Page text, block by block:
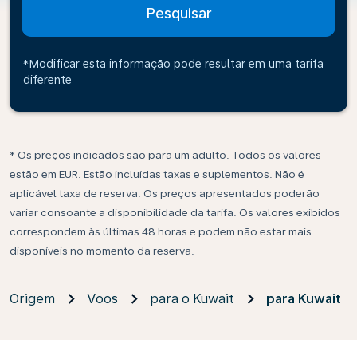
Pesquisar
*Modificar esta informação pode resultar em uma tarifa
diferente
* Os preços indicados são para um adulto. Todos os valores
estão em EUR. Estão incluídas taxas e suplementos. Não é
aplicável taxa de reserva. Os preços apresentados poderão
variar consoante a disponibilidade da tarifa. Os valores exibidos
correspondem às últimas 48 horas e podem não estar mais
disponíveis no momento da reserva.
Origem Voos para o Kuwait para Kuwait